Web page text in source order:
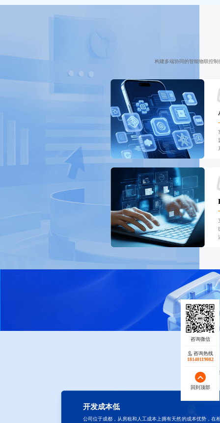
构建多端协同的智能物联控
蓝橙开发具备开
开发成本低
公司位于成都，从房租和人工成本上拥有天然的成本优势，在
咨询热线
18140119082
回到顶部